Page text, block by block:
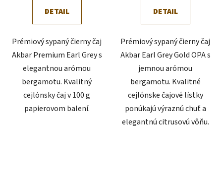
DETAIL
Prémiový sypaný čierny čaj
Akbar Premium Earl Grey s
elegantnou arómou
bergamotu. Kvalitný
cejlónsky čaj v 100 g
papierovom balení.
DETAIL
Prémiový sypaný čierny čaj
Akbar Earl Grey Gold OPA s
jemnou arómou
bergamotu. Kvalitné
cejlónske čajové lístky
ponúkajú výraznú chuť a
elegantnú citrusovú vôňu.